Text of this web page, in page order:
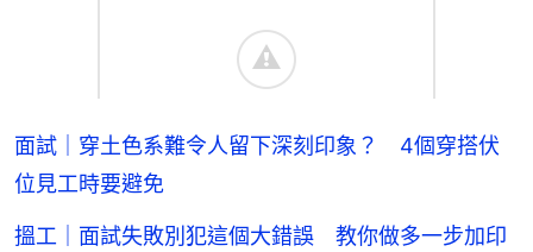
面試｜穿土色系難令人留下深刻印象？ 4個穿搭伏
位見工時要避免
搵工｜面試失敗別犯這個大錯誤 教你做多一步加印